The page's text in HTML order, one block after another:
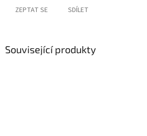
ZEPTAT SE SDÍLET
Související produkty